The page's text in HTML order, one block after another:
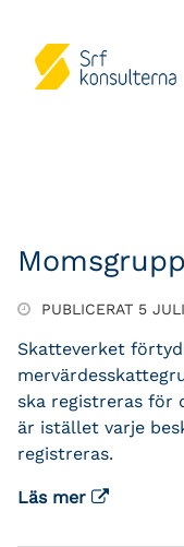
PUBLICERAT 5
Skatteverket
ska registreras för
är istället varje
registreras.
Läs mer